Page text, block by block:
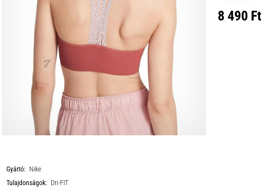
8 490 Ft
Gyártó: Nike
Tulajdonságok: Dri-FIT